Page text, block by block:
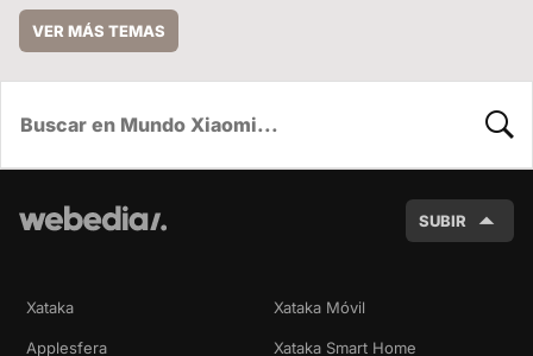
VER MÁS TEMAS
SUBIR
Xataka Xataka Móvil
Applesfera Xataka Smart Home